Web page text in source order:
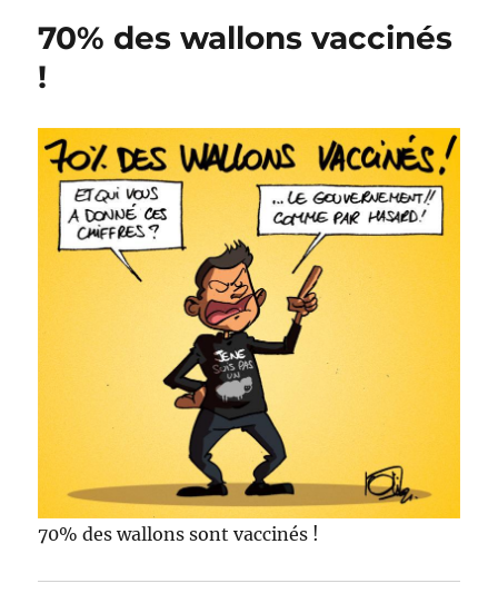
70% des wallons vaccinés
!
70% des wallons sont vaccinés !